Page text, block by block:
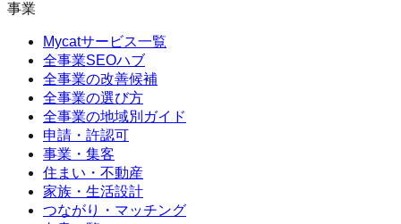
事業
Mycatサービス一覧
全事業SEOハブ
全事業の改善候補
全事業の選び方
全事業の地域別ガイド
申請・許認可
事業・集客
住まい・不動産
家族・生活設計
つながり・マッチング